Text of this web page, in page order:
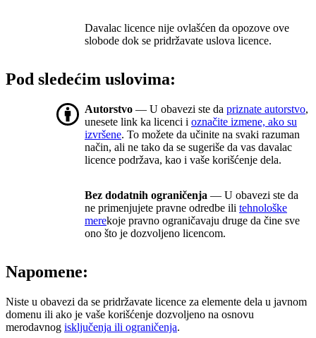
Davalac licence nije ovlašćen da opozove ove
slobode dok se pridržavate uslova licence.
Pod sledećim uslovima:
Autorstvo — U obavezi ste da priznate autorstvo,
unesete link ka licenci i označite izmene, ako su
izvršene. To možete da učinite na svaki razuman
način, ali ne tako da se sugeriše da vas davalac
licence podržava, kao i vaše korišćenje dela.
Bez dodatnih ograničenja — U obavezi ste da
ne primenjujete pravne odredbe ili tehnološke
merekoje pravno ograničavaju druge da čine sve
ono što je dozvoljeno licencom.
Napomene:
Niste u obavezi da se pridržavate licence za elemente dela u javnom
domenu ili ako je vaše korišćenje dozvoljeno na osnovu
merodavnog isključenja ili ograničenja.